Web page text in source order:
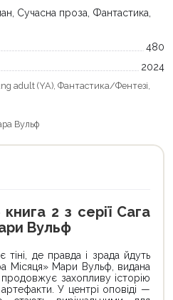
Сучасна проза, Фантастика,
480
2024
adult (YA) Фантастика/Фентезі
Вульф
2 з серії Сага
Вульф
тіні, де правда і зрада йдуть
Місяця» Мари Вульф, видана
захопливу історію
У центрі оповіді —